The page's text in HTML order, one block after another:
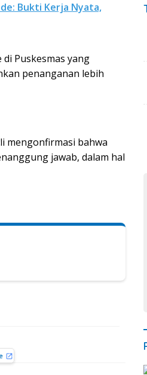
Bukti Kerja Nyata,
Puskesmas yang
penanganan lebih
mengonfirmasi bahwa
jawab, dalam hal